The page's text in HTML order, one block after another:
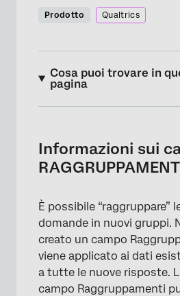
Prodotto Qualtrics
Cosa puoi trovare in
pagina
Creazione di un campo di
Raggruppamenti di intervalli
campi da gioco
FAQs
Informazioni sui
È possibile “raggruppare”
domande in nuovi gruppi.
creato un campo
viene applicato ai dati
a tutte le nuove risposte.
campo Raggruppamenti